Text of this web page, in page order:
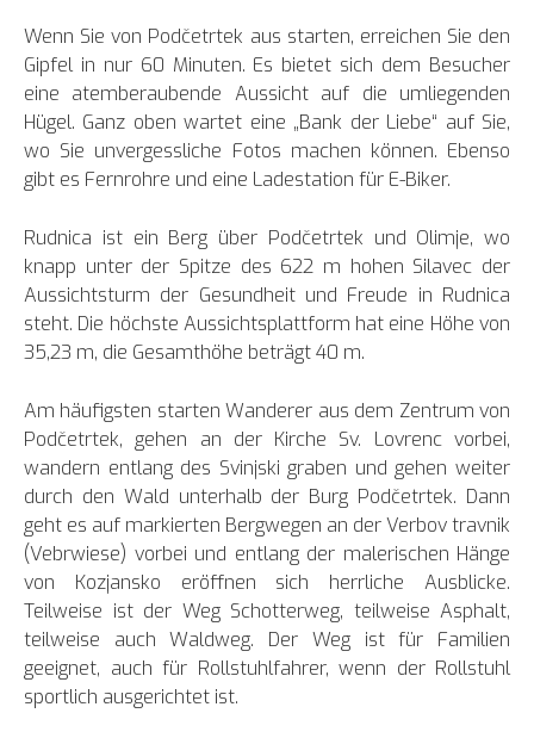
Wenn Sie von Podčetrtek aus starten, erreichen Sie den
Gipfel in nur 60 Minuten. Es bietet sich dem Besucher
eine atemberaubende Aussicht auf die umliegenden
Hügel. Ganz oben wartet eine „Bank der Liebe“ auf Sie,
wo Sie unvergessliche Fotos machen können. Ebenso
gibt es Fernrohre und eine Ladestation für E-Biker.
Rudnica ist ein Berg über Podčetrtek und Olimje, wo
knapp unter der Spitze des 622 m hohen Silavec der
Aussichtsturm der Gesundheit und Freude in Rudnica
steht. Die höchste Aussichtsplattform hat eine Höhe von
35,23 m, die Gesamthöhe beträgt 40 m.
Am häufigsten starten Wanderer aus dem Zentrum von
Podčetrtek, gehen an der Kirche Sv. Lovrenc vorbei,
wandern entlang des Svinjski graben und gehen weiter
durch den Wald unterhalb der Burg Podčetrtek. Dann
geht es auf markierten Bergwegen an der Verbov travnik
(Vebrwiese) vorbei und entlang der malerischen Hänge
von Kozjansko eröffnen sich herrliche Ausblicke.
Teilweise ist der Weg Schotterweg, teilweise Asphalt,
teilweise auch Waldweg. Der Weg ist für Familien
geeignet, auch für Rollstuhlfahrer, wenn der Rollstuhl
sportlich ausgerichtet ist.